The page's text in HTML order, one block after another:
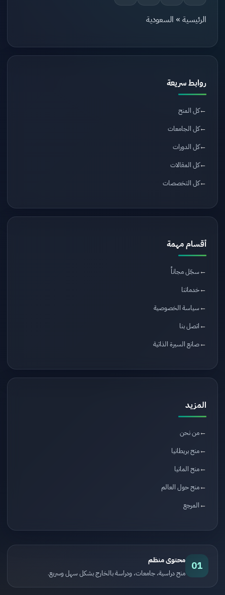
الرئيسية » السعودية
روابط سريعة
كل المنح
كل الجامعات
كل الدورات
كل المقالات
كل التخصصات
أقسام مهمة
سجّل مجاناً
خدماتنا
سياسة الخصوصية
اتصل بنا
صانع السيرة الذاتية
المزيد
من نحن
منح بريطانيا
منح المانيا
منح حول العالم
المرجع
01 محتوى منظم
منح دراسية، جامعات، ودراسة بالخارج بشكل سهل وسريع.